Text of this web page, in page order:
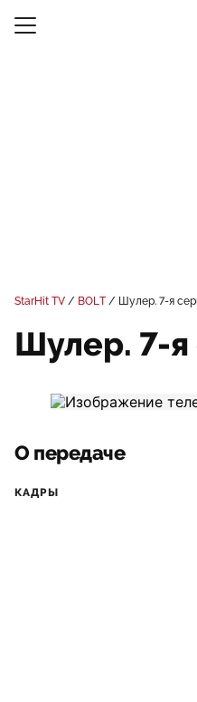
StarHit TV BOLT Шулер. 7-я
Шулер. 7-я
О передаче
КАДРЫ